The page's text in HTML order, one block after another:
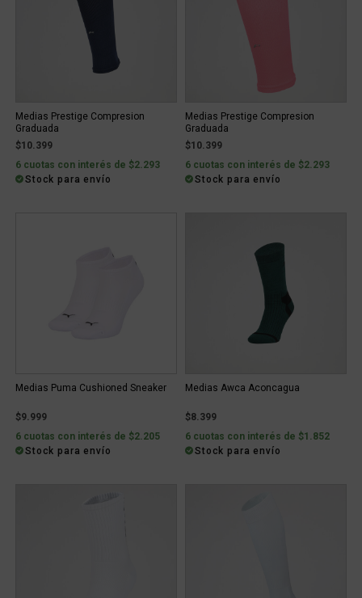
Medias Prestige Compresion
Graduada
$10.399
6 cuotas con interés de $2.293
Stock para envío
Medias Prestige Compresion
Graduada
$10.399
6 cuotas con interés de $2.293
Stock para envío
Medias Puma Cushioned Sneaker
$9.999
6 cuotas con interés de $2.205
Stock para envío
Medias Awca Aconcagua
$8.399
6 cuotas con interés de $1.852
Stock para envío